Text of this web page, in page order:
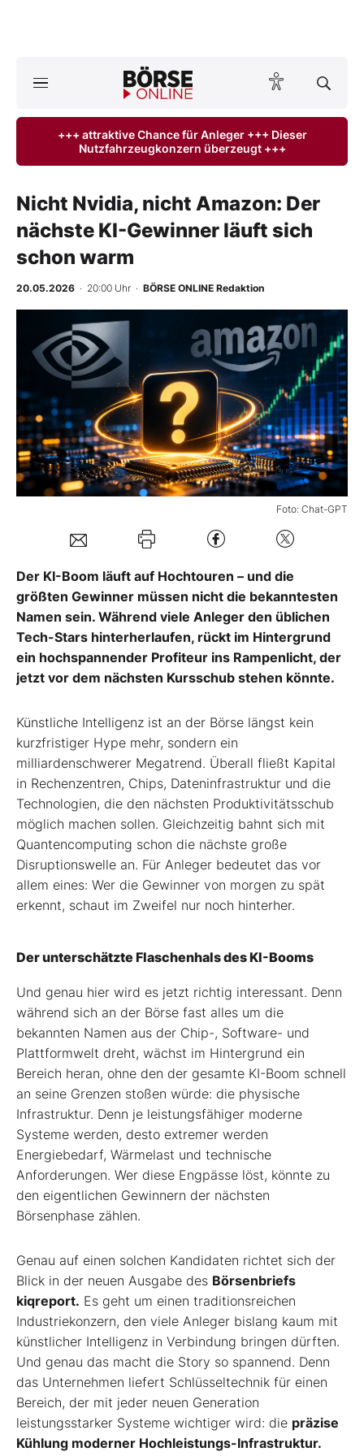
ktuelle Ausgabe BÖRSE ONLINE lesen
Anlageprodukte
Finanz-Check
BO-Musterdepots
Experten
Mein B:O
Mein Konto
+++ attraktive Chance für Anleger +++ Dieser
Nutzfahrzeugkonzern überzeugt +++
Nicht Nvidia, nicht Amazon: Der
nächste KI-Gewinner läuft sich
schon warm
20.05.2026 · 20:00 Uhr · BÖRSE ONLINE Redaktion
Foto: Chat-GPT
Der KI-Boom läuft auf Hochtouren – und die
größten Gewinner müssen nicht die bekanntesten
Namen sein. Während viele Anleger den üblichen
Tech-Stars hinterherlaufen, rückt im Hintergrund
ein hochspannender Profiteur ins Rampenlicht, der
jetzt vor dem nächsten Kursschub stehen könnte.
Künstliche Intelligenz ist an der Börse längst kein
kurzfristiger Hype mehr, sondern ein
milliardenschwerer Megatrend. Überall fließt Kapital
in Rechenzentren, Chips, Dateninfrastruktur und die
Technologien, die den nächsten Produktivitätsschub
möglich machen sollen. Gleichzeitig bahnt sich mit
Quantencomputing schon die nächste große
Disruptionswelle an. Für Anleger bedeutet das vor
allem eines: Wer die Gewinner von morgen zu spät
erkennt, schaut im Zweifel nur noch hinterher.
Der unterschätzte Flaschenhals des KI-Booms
Und genau hier wird es jetzt richtig interessant. Denn
während sich an der Börse fast alles um die
bekannten Namen aus der Chip-, Software- und
Plattformwelt dreht, wächst im Hintergrund ein
Bereich heran, ohne den der gesamte KI-Boom schnell
an seine Grenzen stoßen würde: die physische
Infrastruktur. Denn je leistungsfähiger moderne
Systeme werden, desto extremer werden
Energiebedarf, Wärmelast und technische
Anforderungen. Wer diese Engpässe löst, könnte zu
den eigentlichen Gewinnern der nächsten
Börsenphase zählen.
Genau auf einen solchen Kandidaten richtet sich der
Blick in der neuen Ausgabe des Börsenbriefs
kiqreport. Es geht um einen traditionsreichen
Industriekonzern, den viele Anleger bislang kaum mit
künstlicher Intelligenz in Verbindung bringen dürften.
Und genau das macht die Story so spannend. Denn
das Unternehmen liefert Schlüsseltechnik für einen
Bereich, der mit jeder neuen Generation
leistungsstarker Systeme wichtiger wird: die präzise
Kühlung moderner Hochleistungs-Infrastruktur.